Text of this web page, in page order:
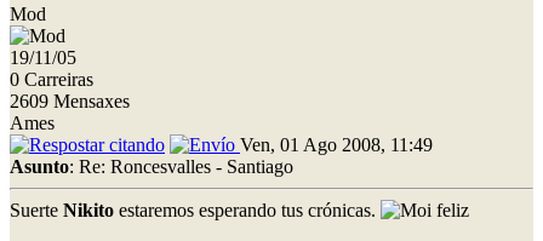
Mod
19/11/05
0 Carreiras
2609 Mensaxes
Ames
Ven, 01 Ago 2008, 11:49
Asunto: Re: Roncesvalles - Santiago
Suerte Nikito estaremos esperando tus crónicas.